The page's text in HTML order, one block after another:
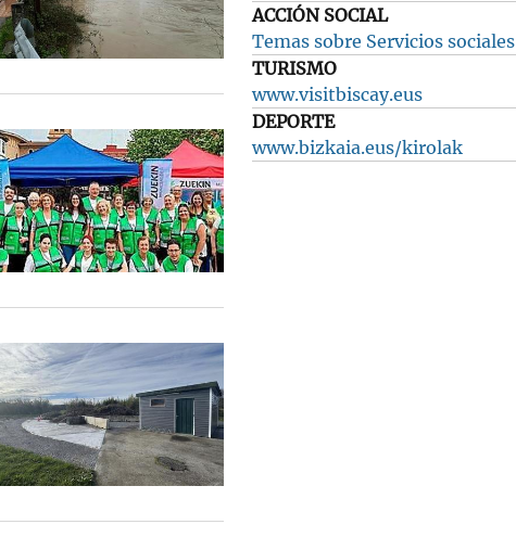
ACCIÓN SOCIAL
Temas sobre Servicios sociales
TURISMO
www.visitbiscay.eus
DEPORTE
www.bizkaia.eus/kirolak